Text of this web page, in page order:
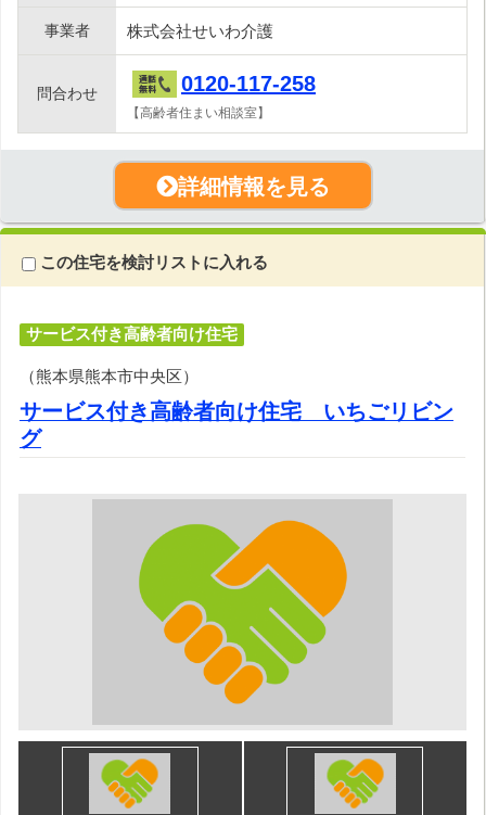
事業者 株式会社せいわ介護
問合わせ 0120-117-258
【高齢者住まい相談室】
詳細情報を見る
この住宅を検討リストに入れる
サービス付き高齢者向け住宅
（熊本県熊本市中央区）
サービス付き高齢者向け住宅 いちごリビン
グ